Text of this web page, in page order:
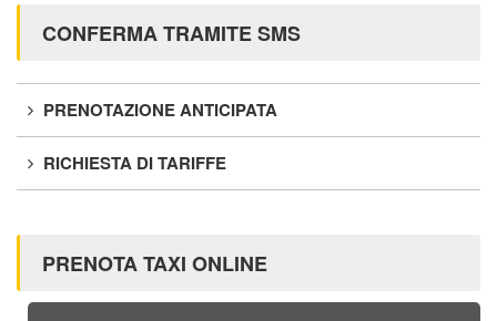
CONFERMA TRAMITE SMS
PRENOTAZIONE ANTICIPATA
RICHIESTA DI TARIFFE
PRENOTA TAXI ONLINE